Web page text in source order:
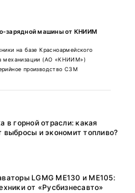
зарядной машины от КНИИМ
на базе Красноармейского
механизации (АО «КНИИМ»)
производство СЗМ
в горной отрасли: какая
выбросы и экономит топливо?
LGMG ME130 и ME105:
от «Русбизнесавто»